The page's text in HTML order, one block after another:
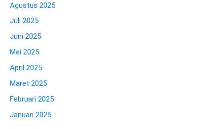
Agustus 2025
Juli 2025
Juni 2025
Mei 2025
April 2025
Maret 2025
Februari 2025
Januari 2025